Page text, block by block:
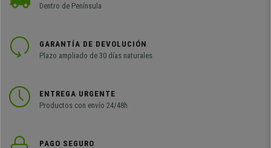
Dentro de Península
GARANTÍA DE DEVOLUCIÓN
Plazo ampliado de 30 días naturales
ENTREGA URGENTE
Productos con envío 24/48h
PAGO SEGURO